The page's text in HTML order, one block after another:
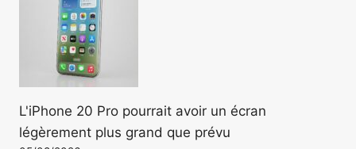
L'iPhone 20 Pro pourrait avoir un écran
légèrement plus grand que prévu